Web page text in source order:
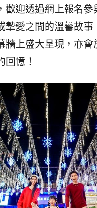
歡迎透過網上報名
摯愛之間的溫馨故
上盛大呈現，亦會
憶！